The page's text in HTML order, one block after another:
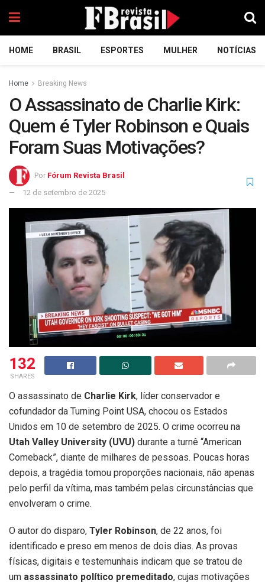
HOME BRASIL ESPORTES MULHER NOTÍCIAS
Home Breaking News
O Assassinato de Charlie Kirk:
Quem é Tyler Robinson e Quais
Foram Suas Motivações?
Por Fórum Revista Brasil
12 de setembro de 2025
132
SHARES
O assassinato de Charlie Kirk, líder conservador e
cofundador da Turning Point USA, chocou os Estados
Unidos em 10 de setembro de 2025. O crime ocorreu na
Utah Valley University (UVU) durante a turnê “American
Comeback”, diante de milhares de pessoas. Poucas horas
depois, a tragédia tomou proporções nacionais, não apenas
pelo perfil da vítima, mas também pelas circunstâncias que
envolveram o crime.
O autor do disparo, Tyler Robinson, de 22 anos, foi
identificado e preso em menos de dois dias. As provas
físicas, digitais e testemunhais indicam que se tratou de
um assassinato político premeditado, cujas motivações